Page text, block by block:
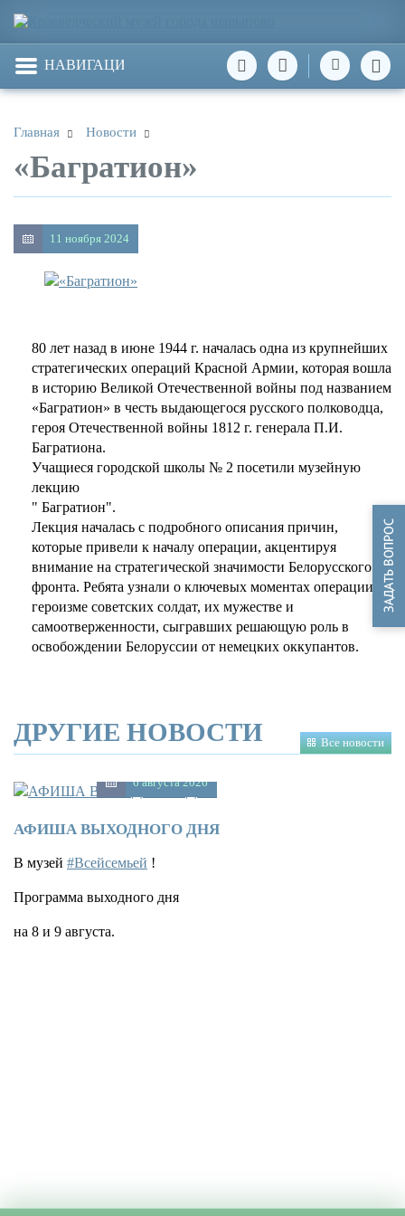
НАВИГАЦИЯ
Главная Новости
«Багратион»
11 ноября 2024
80 лет назад в июне 1944 г. началась одна из крупнейших
стратегических операций Красной Армии, которая вошла
в историю Великой Отечественной войны под названием
«Багратион» в честь выдающегося русского полководца,
героя Отечественной войны 1812 г. генерала П.И.
Багратиона.
Учащиеся городской школы № 2 посетили музейную
лекцию
" Багратион".
Лекция началась с подробного описания причин,
которые привели к началу операции, акцентируя
внимание на стратегической значимости Белорусского
фронта. Ребята узнали о ключевых моментах операции,
героизме советских солдат, их мужестве и
самоотверженности, сыгравших решающую роль в
освобождении Белоруссии от немецких оккупантов.
ДРУГИЕ НОВОСТИ Все новости
6 августа 2026
АФИША ВЫХОДНОГО ДНЯ
В музей #Всейсемьей !
Программа выходного дня
на 8 и 9 августа.